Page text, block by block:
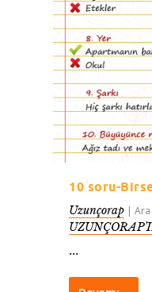
10 soru-
Uzunçorap |
...